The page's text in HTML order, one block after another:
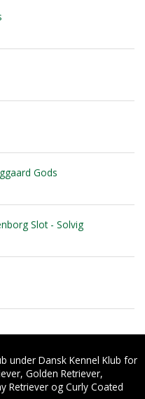
Gods
Slot - Solvig
under Dansk Kennel Klub for
Golden Retriever,
Retriever og Curly Coated